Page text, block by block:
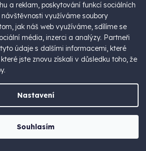
a reklam, poskytování funkcí sociálních
využíváme soubory
jak náš web využíváme, sdílíme se
média, inzerci a analýzy. Partneři
údaje s dalšími informacemi, které
jste znovu získali v důsledku toho, že
Nastavení
Souhlasím
Z
D
A
monokulár TS005
400g | Zoom 8x | 3300 mAh | Laser |